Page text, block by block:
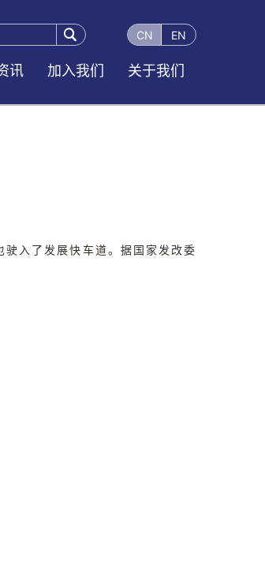
 CN EN
讯 加入我们 关于我们
入了发展快车道。据国家发改委